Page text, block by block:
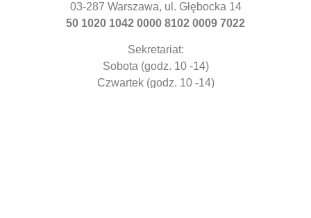
03-287 Warszawa, ul. Głębocka 14
50 1020 1042 0000 8102 0009 7022
Sekretariat:
Sobota (godz. 10 -14)
Czwartek (godz. 10 -14)